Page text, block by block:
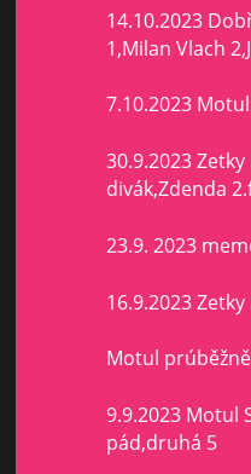
14.10.2023
1,Milan Vlach
7.10.2023
30.9.2023
divák,Zdenda
23.9. 2023
16.9.2023
Motul prúběžně
9.9.2023 Motul
pád,druhá 5